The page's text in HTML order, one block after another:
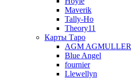
Maverik
Tally-Ho
Theory11
Карты Таро
AGM AGMULLER
Blue Angel
fournier
Llewellyn